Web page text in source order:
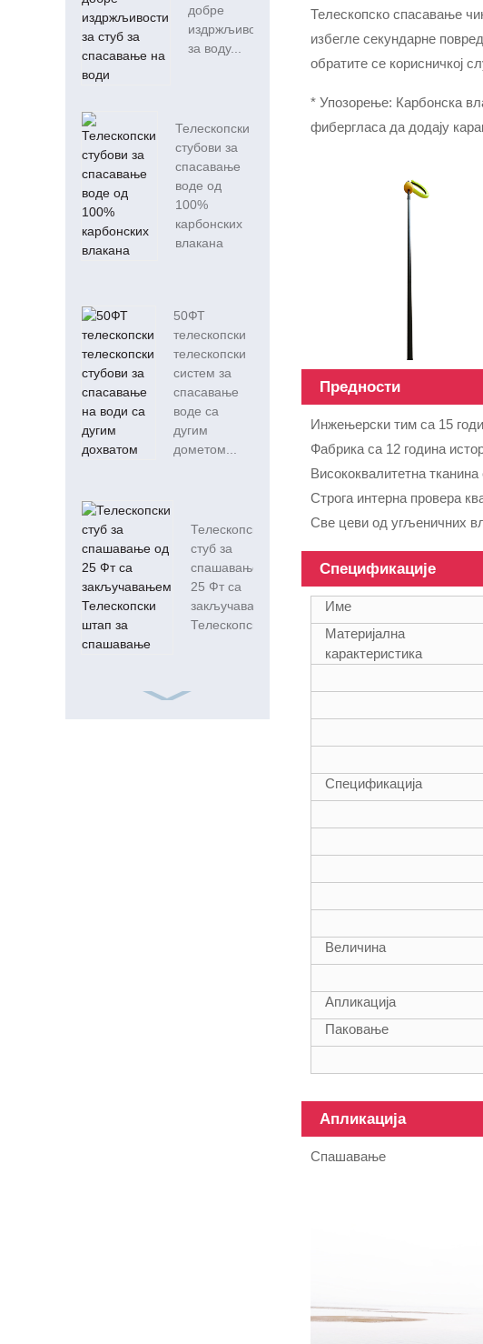
добре
издржљивости
за воду...
Телескопски
стубови за
спасавање
воде од
100%
карбонских
влакана
50ФТ
телескопски
телескопски
систем за
спасавање
воде са
дугим
дометом...
Телескопски
стуб за
спашавање од
25 Фт са
закључавањем
Телескопски ...
Телескопско спасавање
избегле секундарне
обратите се корисничкој
* Упозорење: Карбонска
фибергласа да додају
Предности
Инжењерски тим са 15
Фабрика са 12 година
Висококвалитетна
Строга интерна провера
Све цеви од угљеничних
Спецификације
Име
Материјална
карактеристика
Спецификација
Величина
Апликација
Паковање
Апликација
Спашавање